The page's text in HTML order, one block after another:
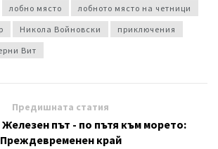
лобно място
лобното място на четници
Никола Войновски
приключения
Вит
Предишната статия
път - по пътя към морето:
Преждевременен край